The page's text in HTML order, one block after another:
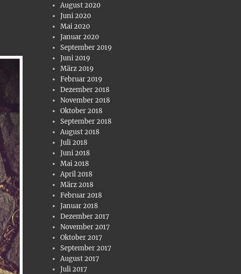
August 2020
Juni 2020
Mai 2020
Januar 2020
September 2019
Juni 2019
März 2019
Februar 2019
Dezember 2018
November 2018
Oktober 2018
September 2018
August 2018
Juli 2018
Juni 2018
Mai 2018
April 2018
März 2018
Februar 2018
Januar 2018
Dezember 2017
November 2017
Oktober 2017
September 2017
August 2017
Juli 2017